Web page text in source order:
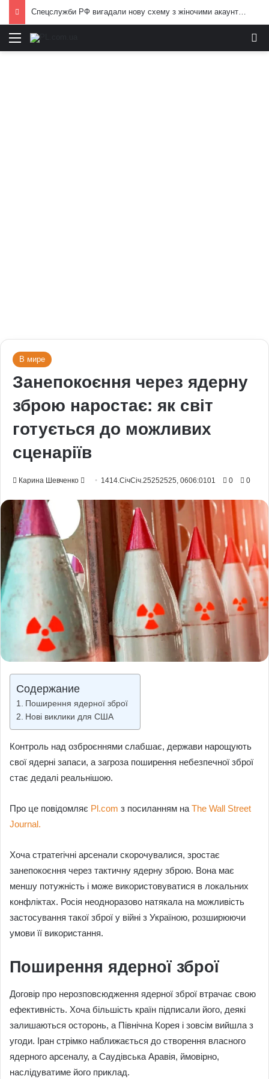
Спецслужби РФ вигадали нову схему з жіночими акаунтами в Україні: як виманюють військових
Меню
В мире
Занепокоєння через ядерну
зброю наростає: як світ
готується до можливих
сценаріїв
Карина Шевченко
Send
email
1414.СічСіч.25252525, 0606:0101 0 0
Содержание
Поширення ядерної зброї
Нові виклики для США
Контроль над озброєннями слабшає, держави нарощують
свої ядерні запаси, а загроза поширення небезпечної зброї
стає дедалі реальнішою.
Про це повідомляє Рl.com з посиланням на The Wall Street
Journal.
Хоча стратегічні арсенали скорочувалися, зростає
занепокоєння через тактичну ядерну зброю. Вона має
меншу потужність і може використовуватися в локальних
конфліктах. Росія неодноразово натякала на можливість
застосування такої зброї у війні з Україною, розширюючи
умови її використання.
Поширення ядерної зброї
Договір про нерозповсюдження ядерної зброї втрачає свою
ефективність. Хоча більшість країн підписали його, деякі
залишаються осторонь, а Північна Корея і зовсім вийшла з
угоди. Іран стрімко наближається до створення власного
ядерного арсеналу, а Саудівська Аравія, ймовірно,
наслідуватиме його приклад.